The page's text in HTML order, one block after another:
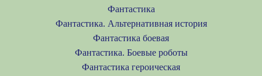
Фантастика
Фантастика. Альтернативная история
Фантастика боевая
Фантастика. Боевые роботы
Фантастика героическая